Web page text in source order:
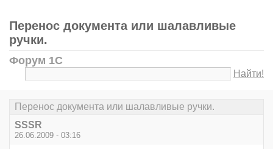
Перенос документа или шалавливые
ручки.
Форум 1С
Найти!
Перенос документа или шалавливые ручки.
SSSR
26.06.2009 - 03:16